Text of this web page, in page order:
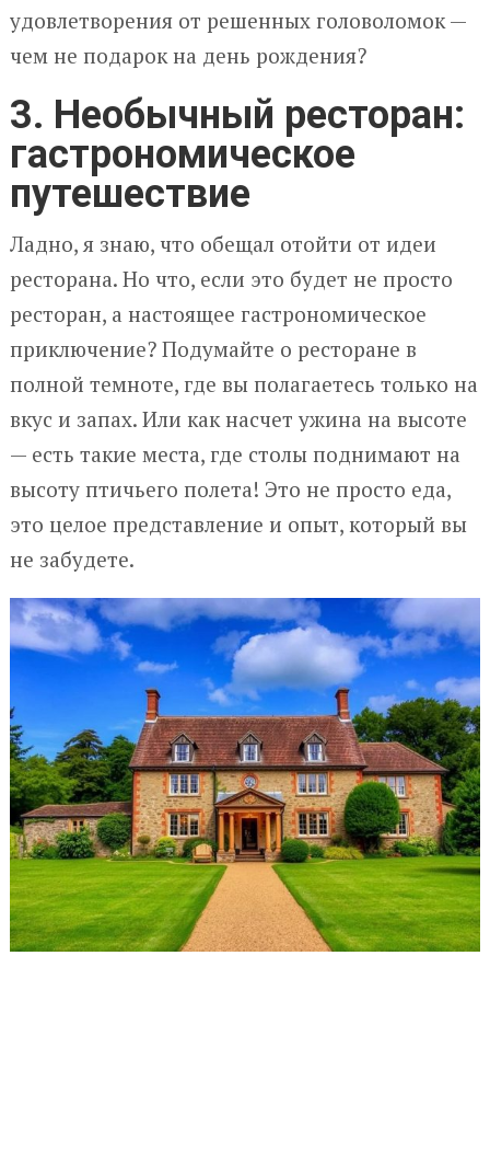
удовлетворения от решенных головоломок —
чем не подарок на день рождения?
3. Необычный ресторан:
гастрономическое
путешествие
Ладно, я знаю, что обещал отойти от идеи
ресторана. Но что, если это будет не просто
ресторан, а настоящее гастрономическое
приключение? Подумайте о ресторане в
полной темноте, где вы полагаетесь только на
вкус и запах. Или как насчет ужина на высоте
— есть такие места, где столы поднимают на
высоту птичьего полета! Это не просто еда,
это целое представление и опыт, который вы
не забудете.